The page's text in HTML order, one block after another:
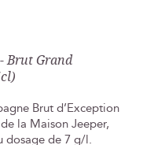
Brut Grand
Brut d’Exception
la Maison Jeeper,
dosage de 7 g/l.